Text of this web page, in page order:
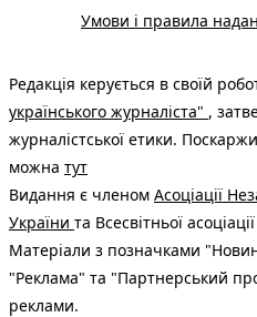
Умови і правила
Редакція керується в своїй
українського журналіста" ,
журналістської етики.
можна тут
Видання є членом Асоціації
України та Всесвітньої
Матеріали з позначками
"Реклама" та "Партнерський
реклами.